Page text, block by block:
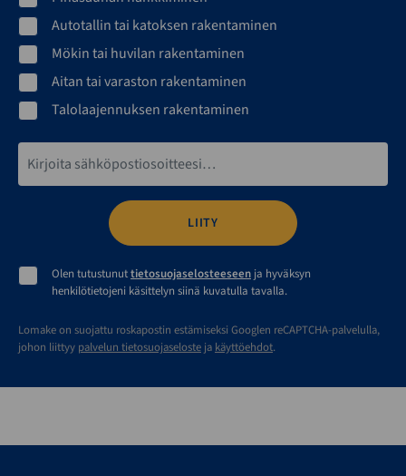
Autotallin tai katoksen rakentaminen
Mökin tai huvilan rakentaminen
Aitan tai varaston rakentaminen
Talolaajennuksen rakentaminen
Olen tutustunuttietosuojaselosteeseen ja hyväksyn
henkilötietojeni käsittelyn siinä kuvatulla tavalla.
Lomake on suojattu roskapostin estämiseksi Googlen reCAPTCHA-palvelulla,
johon liittyy palvelun tietosuojaseloste ja käyttöehdot.